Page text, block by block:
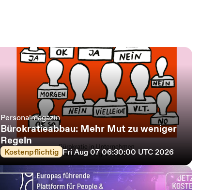
Personalmagazin
Bürokratieabbau: Mehr Mut zu weniger
Regeln
Kostenpflichtig Fri Aug 07 06:30:00 UTC 2026